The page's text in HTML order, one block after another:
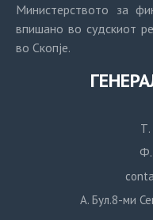
Министерството за
впишано во судскиот
во Скопје.
Т.
Ф.
А. Бул.8-ми